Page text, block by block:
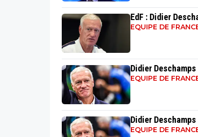
EdF : Didier
EQUIPE DE
Didier
EQUIPE DE
Didier
EQUIPE DE